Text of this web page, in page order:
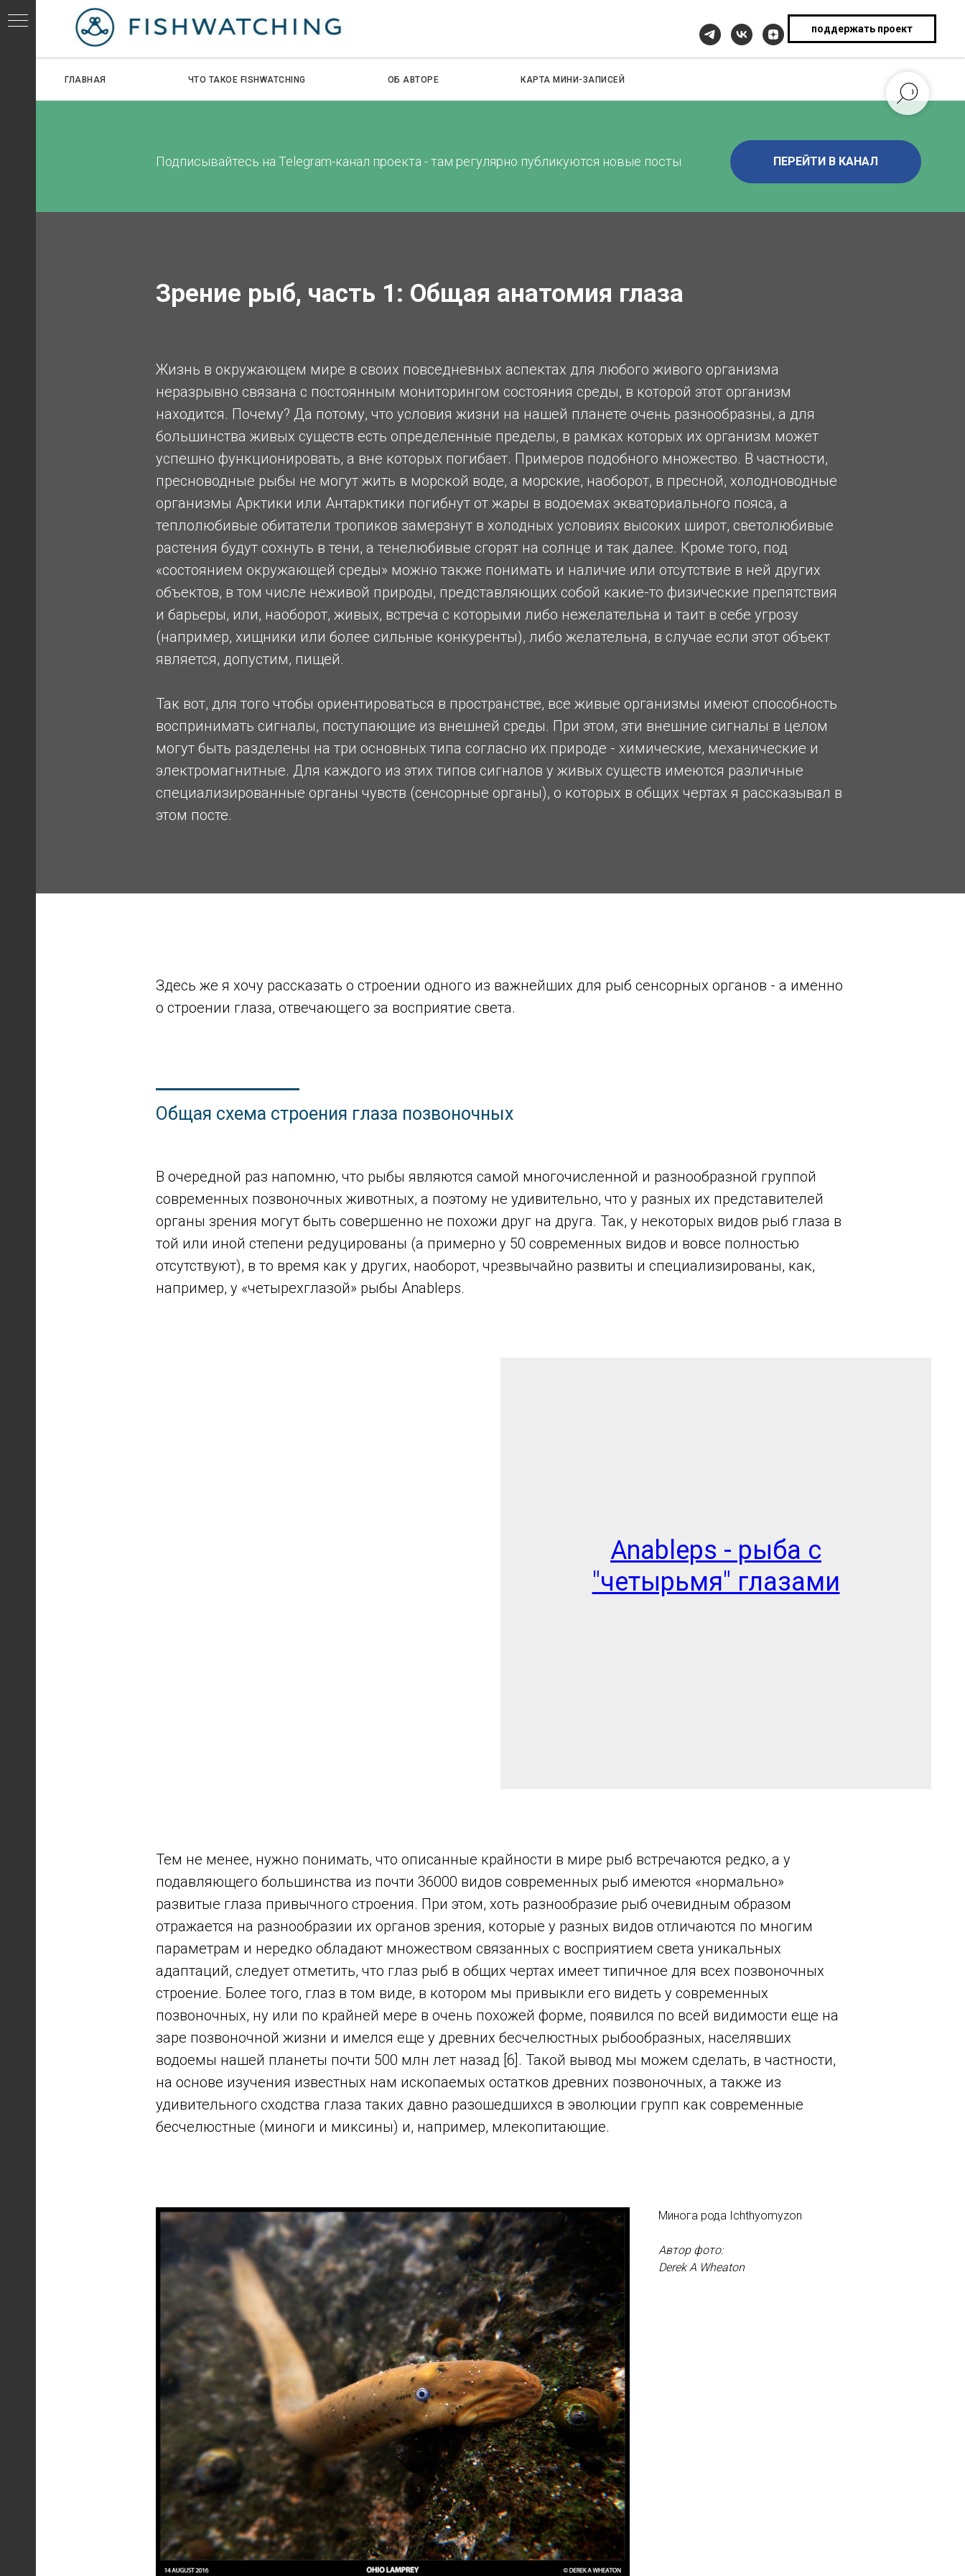
поддержать проект
ГЛАВНАЯ ЧТО ТАКОЕ FISHWATCHING ОБ АВТОРЕ КАРТА МИНИ-ЗАПИСЕЙ
Подписывайтесь на Telegram-канал проекта - там регулярно публикуются новые посты ПЕРЕЙТИ В КАНАЛ
Зрение рыб, часть 1: Общая анатомия глаза
Жизнь в окружающем мире в своих повседневных аспектах для любого живого организма
неразрывно связана с постоянным мониторингом состояния среды, в которой этот организм
находится. Почему? Да потому, что условия жизни на нашей планете очень разнообразны, а для
большинства живых существ есть определенные пределы, в рамках которых их организм может
успешно функционировать, а вне которых погибает. Примеров подобного множество. В частности,
пресноводные рыбы не могут жить в морской воде, а морские, наоборот, в пресной, холодноводные
организмы Арктики или Антарктики погибнут от жары в водоемах экваториального пояса, а
теплолюбивые обитатели тропиков замерзнут в холодных условиях высоких широт, светолюбивые
растения будут сохнуть в тени, а тенелюбивые сгорят на солнце и так далее. Кроме того, под
«состоянием окружающей среды» можно также понимать и наличие или отсутствие в ней других
объектов, в том числе неживой природы, представляющих собой какие-то физические препятствия
и барьеры, или, наоборот, живых, встреча с которыми либо нежелательна и таит в себе угрозу
(например, хищники или более сильные конкуренты), либо желательна, в случае если этот объект
является, допустим, пищей.
Так вот, для того чтобы ориентироваться в пространстве, все живые организмы имеют способность
воспринимать сигналы, поступающие из внешней среды. При этом, эти внешние сигналы в целом
могут быть разделены на три основных типа согласно их природе - химические, механические и
электромагнитные. Для каждого из этих типов сигналов у живых существ имеются различные
специализированные органы чувств (сенсорные органы), о которых в общих чертах я рассказывал в
этом посте.
Здесь же я хочу рассказать о строении одного из важнейших для рыб сенсорных органов - а именно
о строении глаза, отвечающего за восприятие света.
Общая схема строения глаза позвоночных
В очередной раз напомню, что рыбы являются самой многочисленной и разнообразной группой
современных позвоночных животных, а поэтому не удивительно, что у разных их представителей
органы зрения могут быть совершенно не похожи друг на друга. Так, у некоторых видов рыб глаза в
той или иной степени редуцированы (а примерно у 50 современных видов и вовсе полностью
отсутствуют), в то время как у других, наоборот, чрезвычайно развиты и специализированы, как,
например, у «четырехглазой» рыбы Anableps.
Anableps - рыба с
"четырьмя" глазами
Тем не менее, нужно понимать, что описанные крайности в мире рыб встречаются редко, а у
подавляющего большинства из почти 36000 видов современных рыб имеются «нормально»
развитые глаза привычного строения. При этом, хоть разнообразие рыб очевидным образом
отражается на разнообразии их органов зрения, которые у разных видов отличаются по многим
параметрам и нередко обладают множеством связанных с восприятием света уникальных
адаптаций, следует отметить, что глаз рыб в общих чертах имеет типичное для всех позвоночных
строение. Более того, глаз в том виде, в котором мы привыкли его видеть у современных
позвоночных, ну или по крайней мере в очень похожей форме, появился по всей видимости еще на
заре позвоночной жизни и имелся еще у древних бесчелюстных рыбообразных, населявших
водоемы нашей планеты почти 500 млн лет назад [6]. Такой вывод мы можем сделать, в частности,
на основе изучения известных нам ископаемых остатков древних позвоночных, а также из
удивительного сходства глаза таких давно разошедшихся в эволюции групп как современные
бесчелюстные (миноги и миксины) и, например, млекопитающие.
Минога рода Ichthyomyzon
Автор фото:
Derek A Wheaton